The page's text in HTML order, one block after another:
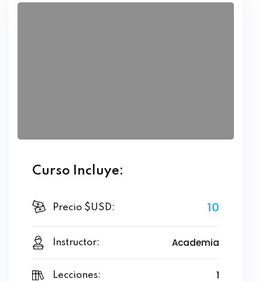
Curso Incluye:
Precio $USD: 10
Instructor: Academia
Lecciones: 1